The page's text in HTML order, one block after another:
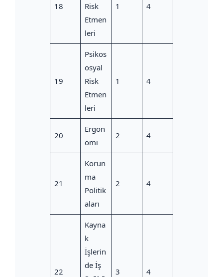
18
Risk
Etmen
leri
1 4
19
Psikos
osyal
Risk
Etmen
leri
1 4
20
Ergon
omi
2 4
21
Korun
ma
Politik
aları
2 4
22
Kayna
k
İşlerin
de İş
3 4